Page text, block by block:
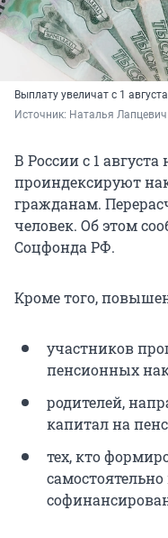
Выплату увеличат с 1 августа
Источник: Наталья Лапцевич
В России с 1 августа
проиндексируют
гражданам.
человек. Об этом
Соцфонда РФ.
Кроме того,
участников
пенсионных
родителей,
капитал на
тех, кто